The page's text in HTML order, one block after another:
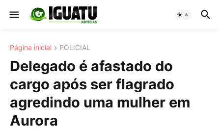
Página inicial POLICIAL
Delegado é afastado do
cargo após ser flagrado
agredindo uma mulher em
Aurora